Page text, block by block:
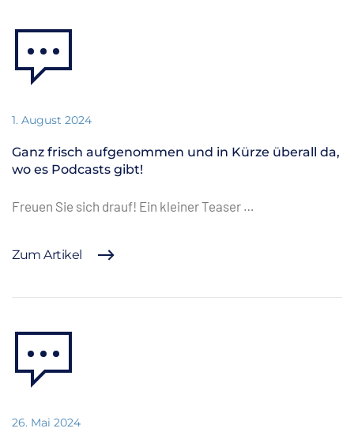
1. August 2024
Ganz frisch aufgenommen und in Kürze überall da,
wo es Podcasts gibt!
Freuen Sie sich drauf! Ein kleiner Teaser …
Zum Artikel
26. Mai 2024